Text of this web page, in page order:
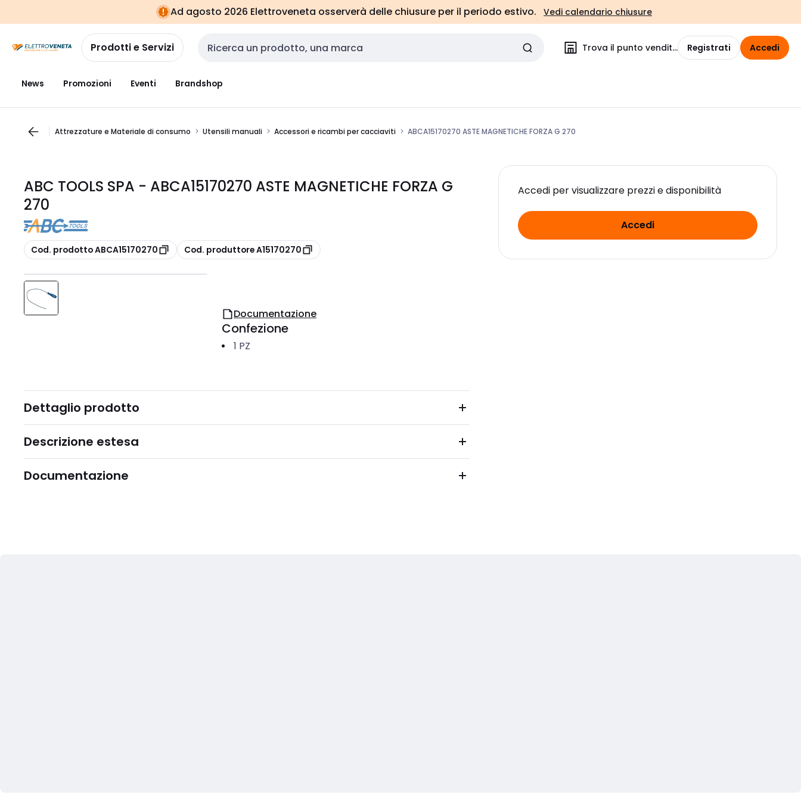
navigazionealla
pagina
Ad agosto 2026 Elettroveneta osserverà delle chiusure per il periodo estivo. Vedi calendario chiusure
Prodotti e Servizi Cerca input Trova il punto vendita Registrati Accedi
News Promozioni Eventi Brandshop
Attrezzature e Materiale di consumo Utensili manuali Accessori e ricambi per cacciaviti ABCA15170270 ASTE MAGNETICHE FORZA G 270
ABC TOOLS SPA - ABCA15170270 ASTE MAGNETICHE FORZA G
270
copia
Cod. prodotto ABCA15170270 copia
Cod. produttore A15170270
Accedi per visualizzare prezzi e disponibilità
Accedi
Documentazione
Confezione
1 PZ
Dettaglio prodotto
Descrizione estesa
Documentazione